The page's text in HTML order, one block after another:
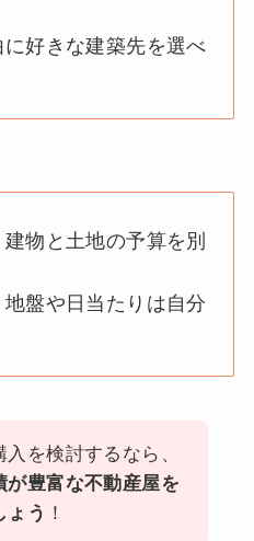
に好きな建築先を選べ
建物と土地の予算を別
地盤や日当たりは自分
を検討するなら、
が豊富な不動産屋を
ょう ！